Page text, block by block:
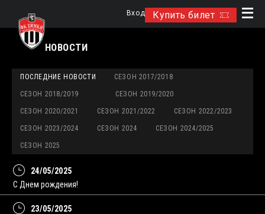
Купить билет
Вход
НОВОСТИ
ПОСЛЕДНИЕ НОВОСТИ СЕЗОН 2017/2018
СЕЗОН 2018/2019 СЕЗОН 2019/2020
СЕЗОН 2020/2021 СЕЗОН 2021/2022 СЕЗОН 2022/2023
СЕЗОН 2023/2024 СЕЗОН 2024 СЕЗОН 2024/2025
СЕЗОН 2025
24/05/2025
С Днем рождения!
23/05/2025